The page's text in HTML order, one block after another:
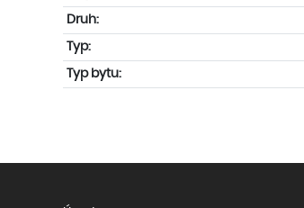
Druh:
Typ:
Typ bytu: